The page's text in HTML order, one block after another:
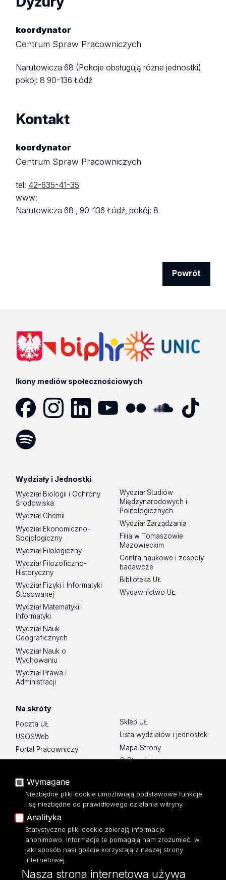
koordynator
Centrum Spraw Pracowniczych
Narutowicza 68 (Pokoje obsługują różne jednostki)
pokój: 890-136 Łódź
Kontakt
koordynator
Centrum Spraw Pracowniczych
tel: 42-635-41-35
www:
Narutowicza 68 ,90-136 Łódź,pokój: 8
Powrót
Ikony mediów społecznościowych
Wydziały i Jednostki
Wydział Biologii i Ochrony
Środowiska
Wydział Chemii
Wydział Ekonomiczno-
Socjologiczny
Wydział Filologiczny
Wydział Filozoficzno-
Historyczny
Wydział Fizyki i Informatyki
Stosowanej
Wydział Matematyki i
Informatyki
Wydział Nauk
Geograficznych
Wydział Nauk o
Wychowaniu
Wydział Prawa i
Administracji
Wydział Studiów
Międzynarodowych i
Politologicznych
Wydział Zarządzania
Filia w Tomaszowie
Mazowieckim
Centra naukowe i zespoły
badawcze
Biblioteka UŁ
Wydawnictwo UŁ
Na skróty
Poczta UŁ
USOSWeb
Portal Pracowniczy
Baza Aktów Własnych
Moodle
Eksperci UŁ
Polityka Prywatności
Dostępność
Sklep UŁ
Lista wydziałów i jednostek
Mapa Strony
O Stronie
ul. Narutowicza 68, 90-136 Łódź
Wymagane
Niezbędne pliki cookie umożliwiają podstawowe funkcje
i są niezbędne do prawidłowego działania witryny.
Analityka
Statystyczne pliki cookie zbierają informacje
anonimowo. Informacje te pomagają nam zrozumieć, w
jaki sposób nasi goście korzystają z naszej strony
internetowej.
Nasza strona internetowa używa